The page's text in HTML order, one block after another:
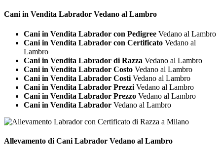
Cani in Vendita Labrador Vedano al Lambro
Cani in Vendita Labrador con Pedigree Vedano al Lambro
Cani in Vendita Labrador con Certificato Vedano al
Lambro
Cani in Vendita Labrador di Razza Vedano al Lambro
Cani in Vendita Labrador Costo Vedano al Lambro
Cani in Vendita Labrador Costi Vedano al Lambro
Cani in Vendita Labrador Prezzi Vedano al Lambro
Cani in Vendita Labrador Prezzo Vedano al Lambro
Cani in Vendita Labrador Vedano al Lambro
Allevamento di Cani Labrador Vedano al Lambro